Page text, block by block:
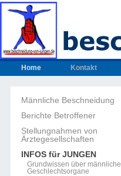
Home Kontakt
Männliche Beschneidung
Berichte Betroffener
Stellungnahmen von
Ärztegesellschaften
INFOS für JUNGEN
Grundwissen über männliche
Geschlechtsorgane